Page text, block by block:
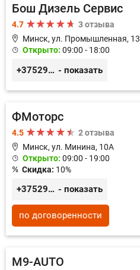
Бош Дизель Сервис
4.7
3 отзыва
Минск, ул. Промышленная, 13
Открыто: 09:00 - 18:00
+375296309894 - показать
ФМоторс
4.5
2 отзыва
Минск, ул. Минина, 10А
Открыто: 09:00 - 19:00
Скидка: 10%
+375296781188 - показать
по договоренности
M9-AUTO